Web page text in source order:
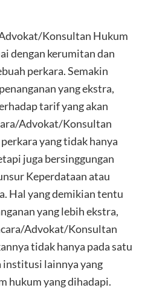
Konsultan Hukum
dengan kerumitan dan
perkara. Semakin
yang ekstra,
tarif yang akan
Advokat/Konsultan
yang tidak hanya
juga bersinggungan
Keperdataan atau
Hal yang demikian tentu
yang lebih ekstra,
Advokat/Konsultan
tidak hanya pada satu
lainnya yang
hukum yang dihadapi.